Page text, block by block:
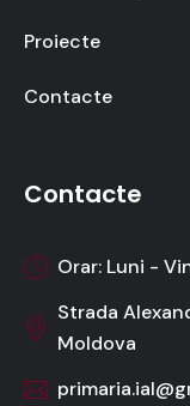
Proiecte
Contacte
Contacte
Orar: Luni -
Strada
Moldova